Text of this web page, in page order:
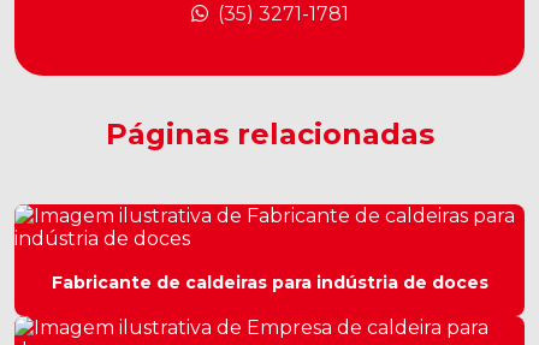
Caldeira horizontal
Caldeira para indústria de doces
(35) 3271-1781
Páginas relacionadas
Fabricante de caldeiras para indústria de doces